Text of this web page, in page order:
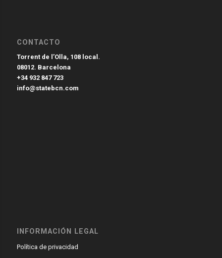
CONTACTO
Torrent de l’Olla, 108 local.
08012. Barcelona
+34 932 847 723
info@statebcn.com
INFORMACIÓN LEGAL
Política de privacidad